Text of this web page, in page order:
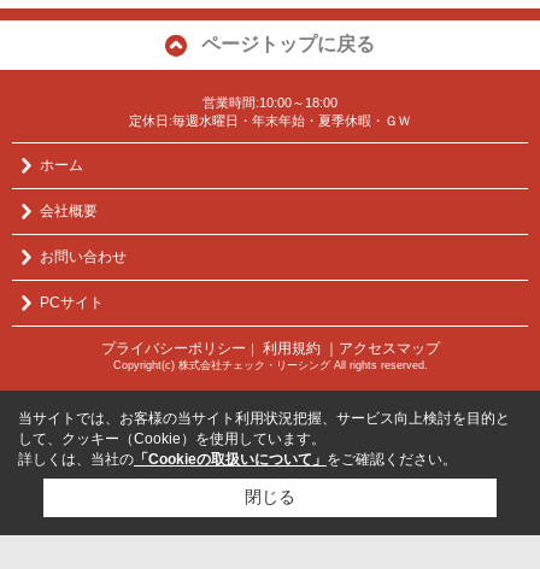
ページトップに戻る
営業時間:10:00～18:00
定休日:毎週水曜日・年末年始・夏季休暇・ＧＷ
ホーム
会社概要
お問い合わせ
PCサイト
プライバシーポリシー ｜ 利用規約 ｜アクセスマップ
Copyright(c) 株式会社チェック・リーシング All rights reserved.
当サイトでは、お客様の当サイト利用状況把握、サービス向上検討を目的と
して、クッキー（Cookie）を使用しています。
詳しくは、当社の 「Cookieの取扱いについて」 をご確認ください。
閉じる